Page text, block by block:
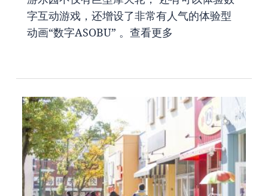
字互动游戏，还增设了非常有人气的体验型
动画“数字ASOBU” 。 查看更多